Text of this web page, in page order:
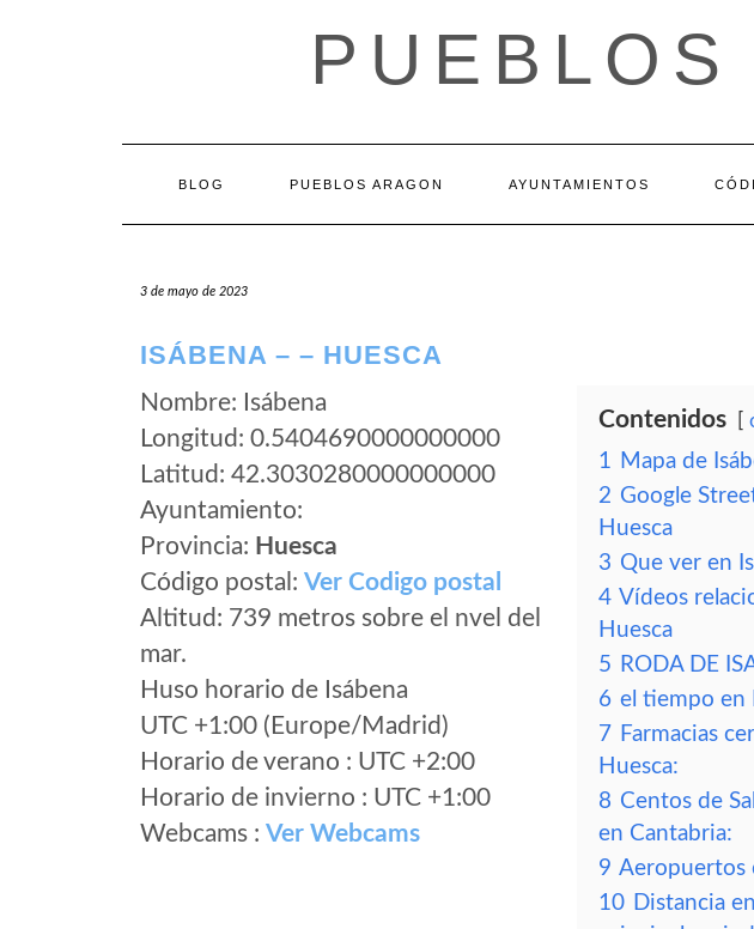
BLOG PUEBLOS ARAGON AYUNTAMIENTOS
3 de mayo de 2023
ISÁBENA – – HUESCA
Nombre: Isábena
Longitud: 0.5404690000000000
Latitud: 42.3030280000000000
Ayuntamiento:
Provincia: Huesca
Código postal: Ver Codigo postal
Altitud: 739 metros sobre el nvel del
mar.
Huso horario de Isábena
UTC +1:00 (Europe/Madrid)
Horario de verano : UTC +2:00
Horario de invierno : UTC +1:00
Webcams : Ver Webcams
Contenidos
1 Mapa de
2 Google
Huesca
3 Que ver en
4 Vídeos
Huesca
5 RODA DE
6 el tiempo en
7 Farmacias
Huesca:
8 Centos de
en Cantabria:
9 Aeropuertos
10 Distancia